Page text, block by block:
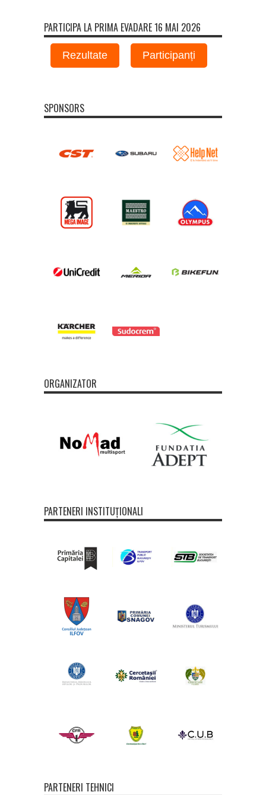
PARTICIPA LA PRIMA EVADARE 16 MAI 2026
Rezultate Participanți
SPONSORS
ORGANIZATOR
PARTENERI INSTITUȚIONALI
PARTENERI TEHNICI